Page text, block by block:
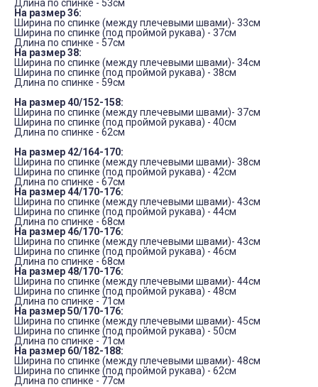
Длина по спинке - 53см
На размер 36:
Ширина по спинке (между плечевыми швами)- 33см
Ширина по спинке (под проймой рукава) - 37см
Длина по спинке - 57см
На размер 38:
Ширина по спинке (между плечевыми швами)- 34см
Ширина по спинке (под проймой рукава) - 38см
Длина по спинке - 59см
На размер 40/152-158:
Ширина по спинке (между плечевыми швами)- 37см
Ширина по спинке (под проймой рукава) - 40см
Длина по спинке - 62см
На размер 42/164-170:
Ширина по спинке (между плечевыми швами)- 38см
Ширина по спинке (под проймой рукава) - 42см
Длина по спинке - 67см
На размер 44/170-176:
Ширина по спинке (между плечевыми швами)- 43см
Ширина по спинке (под проймой рукава) - 44см
Длина по спинке - 68см
На размер 46/170-176:
Ширина по спинке (между плечевыми швами)- 43см
Ширина по спинке (под проймой рукава) - 46см
Длина по спинке - 68см
На размер 48/170-176:
Ширина по спинке (между плечевыми швами)- 44см
Ширина по спинке (под проймой рукава) - 48см
Длина по спинке - 71см
На размер 50/170-176:
Ширина по спинке (между плечевыми швами)- 45см
Ширина по спинке (под проймой рукава) - 50см
Длина по спинке - 71см
На размер 60/182-188:
Ширина по спинке (между плечевыми швами)- 48см
Ширина по спинке (под проймой рукава) - 62см
Длина по спинке - 77см